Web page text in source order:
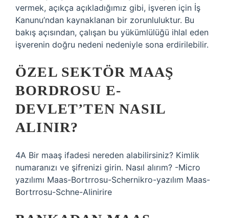
vermek, açıkça açıkladığımız gibi, işveren için İş
Kanunu’ndan kaynaklanan bir zorunluluktur. Bu
bakış açısından, çalışan bu yükümlülüğü ihlal eden
işverenin doğru nedeni nedeniyle sona erdirilebilir.
ÖZEL SEKTÖR MAAŞ
BORDROSU E-
DEVLET’TEN NASIL
ALINIR?
4A Bir maaş ifadesi nereden alabilirsiniz? Kimlik
numaranızı ve şifrenizi girin. Nasıl alırım? -Micro
yazılımı Maas-Bortrrosu-Schernikro-yazılım Maas-
Bortrrosu-Schne-Alinirire